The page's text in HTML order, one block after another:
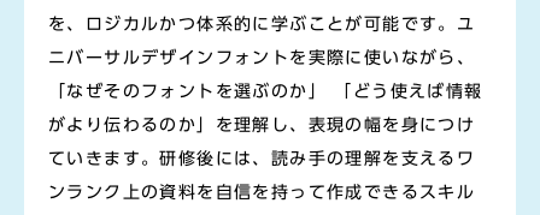
を、ロジカルかつ体系的に学ぶことが可能です。ユ
ニバーサルデザインフォントを実際に使いながら、
「なぜそのフォントを選ぶのか」 「どう使えば情報
がより伝わるのか」を理解し、表現の幅を身につけ
ていきます。研修後には、読み手の理解を支えるワ
ンランク上の資料を自信を持って作成できるスキル